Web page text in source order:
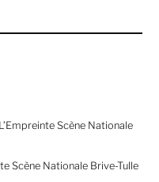
Scène Nationale
Scène Nationale Brive-Tulle